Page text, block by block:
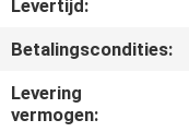
OM
EEN
CITAAT
Levertijd:
Betalingscondities:
Levering
vermogen: